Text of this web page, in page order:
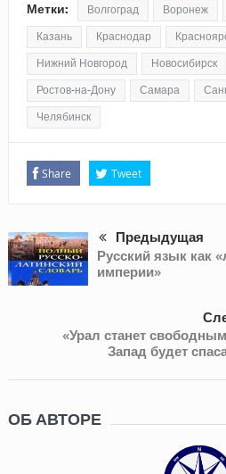
Метки: Волгоград Воронеж
Казань Краснодар
Нижний Новгород Новосибирск
Ростов-на-Дону Самара
Челябинск
Share Tweet
Предыдущая
Русский язык как
империи»
«Урал станет
Запад будет
ОБ АВТОРЕ